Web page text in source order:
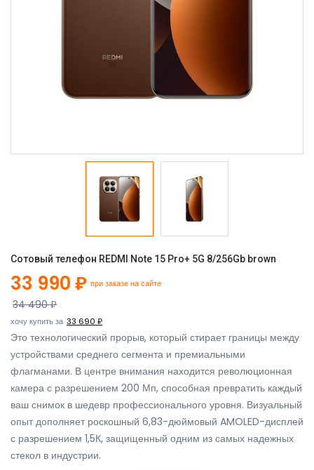
Сотовый телефон REDMI Note 15 Pro+ 5G 8/256Gb brown
33 990 ₽ при заказе на сайте
34 490 ₽
хочу купить за 33 690 ₽
Это технологический прорыв, который стирает границы между
устройствами среднего сегмента и премиальными
флагманами. В центре внимания находится революционная
камера с разрешением 200 Мп, способная превратить каждый
ваш снимок в шедевр профессионального уровня. Визуальный
опыт дополняет роскошный 6,83-дюймовый AMOLED-дисплей
с разрешением 1,5К, защищенный одним из самых надежных
стекол в индустрии.